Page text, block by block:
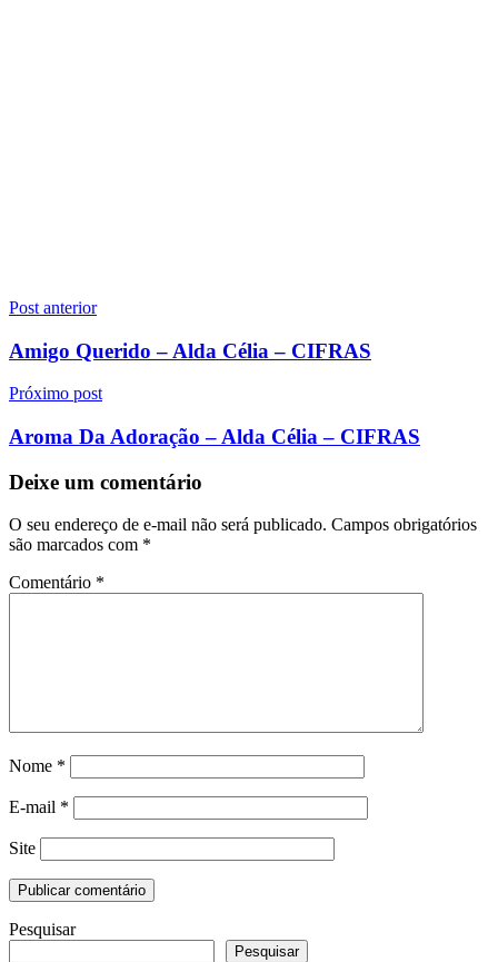
Navegação
de
Post
Post anterior
Amigo Querido – Alda Célia – CIFRAS
Próximo post
Aroma Da Adoração – Alda Célia – CIFRAS
Deixe um comentário
O seu endereço de e-mail não será publicado. Campos obrigatórios
são marcados com *
Comentário *
Nome *
E-mail *
Site
Pesquisar
Pesquisar